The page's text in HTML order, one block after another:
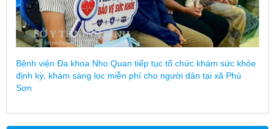
Bệnh viện Đa khoa Nho Quan tiếp tục tổ chức khám sức khỏe
định kỳ, khám sàng lọc miễn phí cho người dân tại xã Phú
Sơn